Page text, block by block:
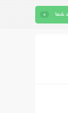
شما 0